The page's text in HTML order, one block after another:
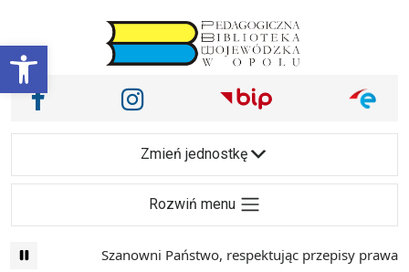
Otwórz pasek narzędzi
Main Navigation
Nasze media społecznościowe i inne
Facebook Instagram
Zmień jednostkę
Rozwiń menu
Szanowni Państwo, respektując przepisy prawa i